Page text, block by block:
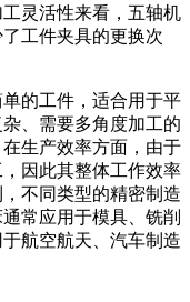
灵活性来看，五轴机
工件夹具的更换次
的工件，适合用于平
、需要多角度加工的
生产效率方面，由于
因此其整体工作效率
不同类型的精密制造
常应用于模具、铣削
航空航天、汽车制造